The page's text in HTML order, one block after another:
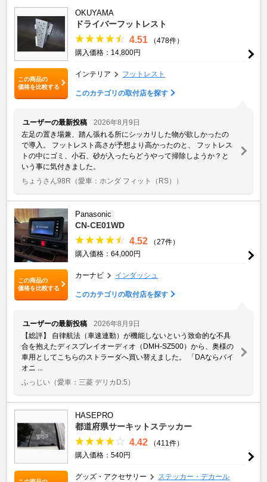
この商品の
価格を比較する
OKUYAMA
ドライバーフットレスト
4.51
（478件）
購入価格：14,800円
インテリア フットレスト
このカテゴリの取付店を探す
ユーザーの最新投稿
2026年8月9日
左足の置き場兼、踏ん張れる所にシッカリした物が欲しかったの
で導入。 フットレスト高さが予想より高かったのと、 フットレス
トの中にゴミ、小石、砂が入ったらどうやって掃除しようか？と
いう事に気付きました。
ちょうさん98R （愛車：ホンダ フィット（RS））
この商品の
価格を比較する
Panasonic
CN-CE01WD
4.52
（27件）
購入価格：64,000円
カーナビ インダッシュ
このカテゴリの取付店を探す
ユーザーの最新投稿
2026年8月9日
​【総評】 自律航法（車速連動）が機能しないという致命的な不具
合を抱えたディスプレイオーディオ（DMH-SZ500）から、奥様の
車用としてこちらのストラーダへ買い替えました。 「DAならパイ
オニ ...
ふっじい （愛車：三菱 デリカD:5）
HASEPRO
都道府県サーキットステッカー
4.42
（411件）
購入価格：540円
グッズ・アクセサリー ステッカー・デカール